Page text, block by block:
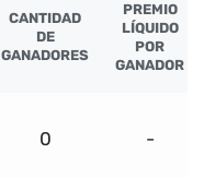
CANTIDAD
DE
GANADORES
PREMIO
LÍQUIDO
POR
GANADOR
0 -